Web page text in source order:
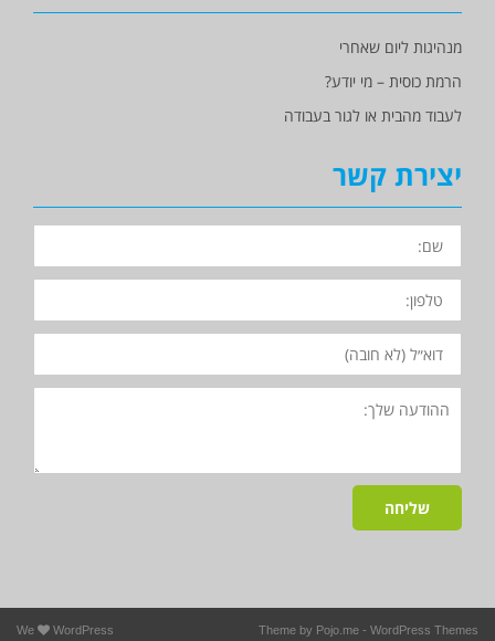
מנהיגות ליום שאחרי
הרמת כוסית – מי יודע?
לעבוד מהבית או לגור בעבודה
יצירת קשר
השם
הטלפון
האימייל
פרטים
נוספים
שליחה
Theme byPojo.me- WordPress Themes
We WordPress